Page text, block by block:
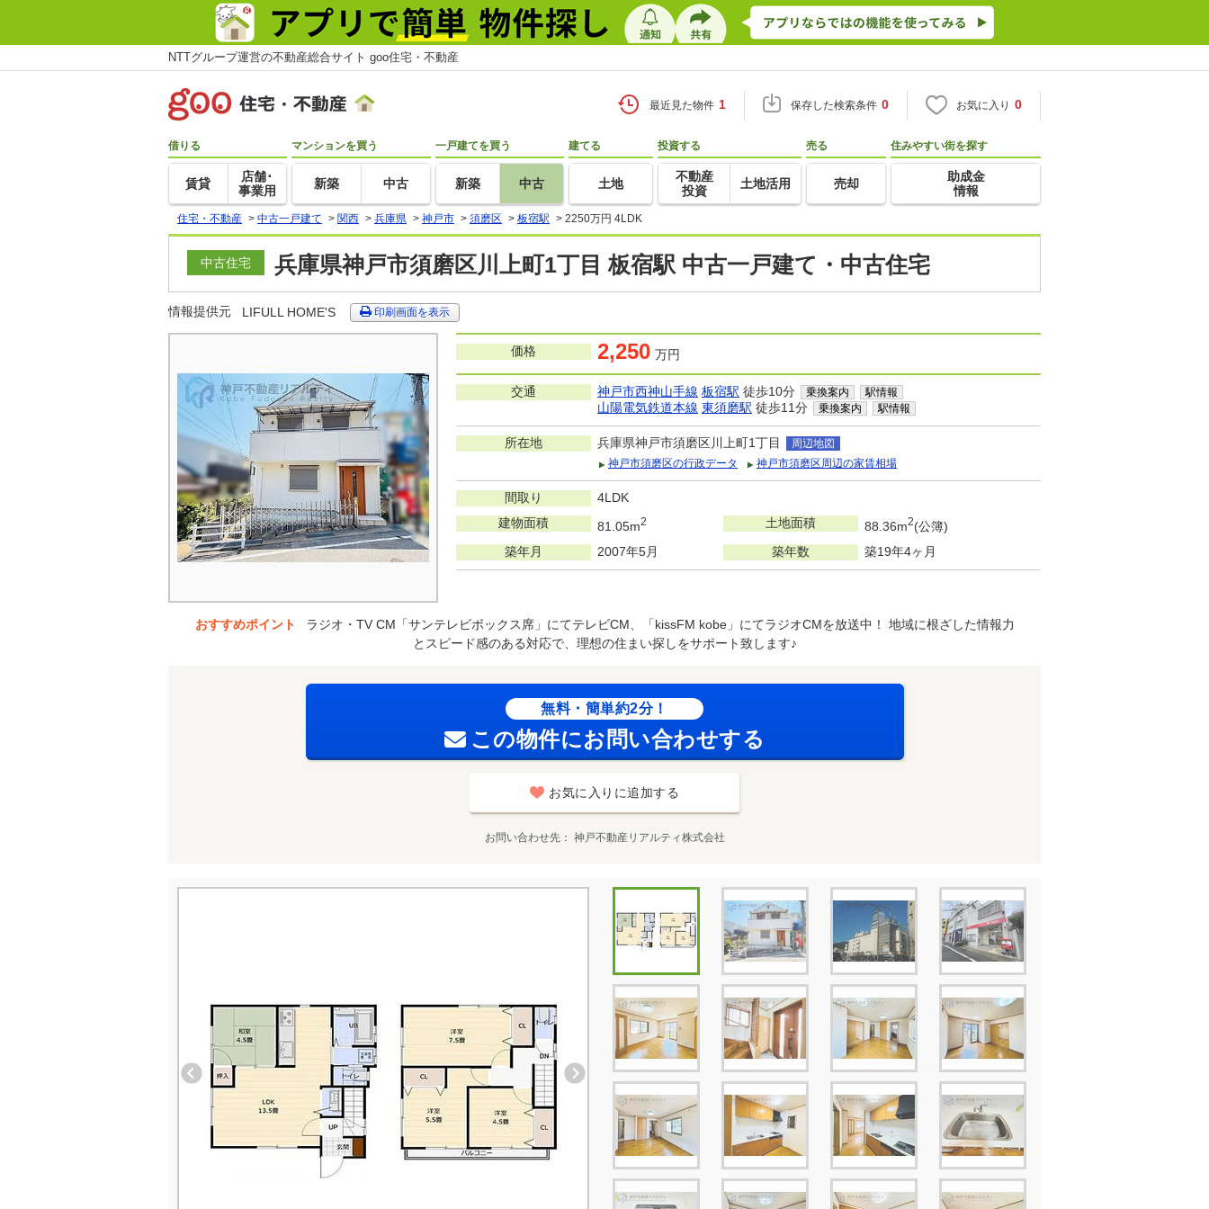
NTTグループ運営の不動産総合サイト goo住宅・不動産
最近見た物件 1 保存した検索条件 0 お気に入り 0
借りる
賃貸
店舗･
事業用
マンションを買う
新築 中古
一戸建てを買う
新築 中古
建てる
土地
投資する
不動産
投資
土地活用
売る
売却
住みやすい街を探す
助成金
情報
住宅・不動産 > 中古一戸建て > 関西 > 兵庫県 > 神戸市 > 須磨区 > 板宿駅 > 2250万円 4LDK
中古住宅 兵庫県神戸市須磨区川上町1丁目 板宿駅 中古一戸建て・中古住宅
情報提供元 LIFULL HOME'S 印刷画面を表示
価格 2,250 万円
交通 神戸市西神山手線 板宿駅 徒歩10分 乗換案内 駅情報
山陽電気鉄道本線 東須磨駅 徒歩11分 乗換案内 駅情報
所在地 兵庫県神戸市須磨区川上町1丁目
周辺地図
神戸市須磨区の行政データ
神戸市須磨区周辺の家賃相場
間取り
4LDK
建物面積
81.05m2 土地面積 88.36m2(公簿)
築年月
2007年5月 築年数 築19年4ヶ月
おすすめポイント
ラジオ・TV CM「サンテレビボックス席」にてテレビCM、「kissFM kobe」にてラジオCMを放送中！ 地域に根ざした情報力
とスピード感のある対応で、理想の住まい探しをサポート致します♪
無料・簡単約2分！
この物件にお問い合わせする
お気に入りに追加する
お問い合わせ先 神戸不動産リアルティ株式会社